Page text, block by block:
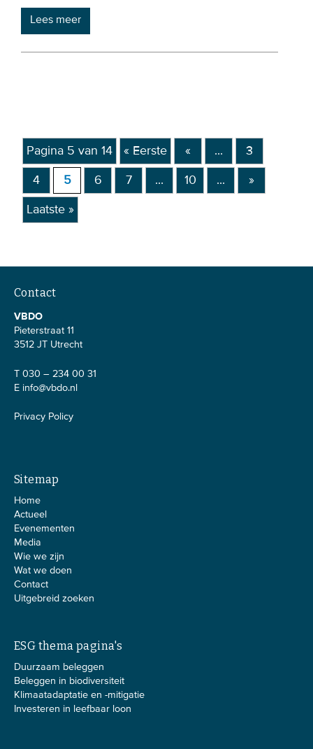
Lees meer
Pagina 5 van 14 « Eerste « ... 3
4 5 6 7 ... 10 ... »
Laatste »
Contact
VBDO
Pieterstraat 11
3512 JT Utrecht
T 030 – 234 00 31
E info@vbdo.nl
Privacy Policy
Sitemap
Home
Actueel
Evenementen
Media
Wie we zijn
Wat we doen
Contact
Uitgebreid zoeken
ESG thema pagina's
Duurzaam beleggen
Beleggen in biodiversiteit
Klimaatadaptatie en -mitigatie
Investeren in leefbaar loon